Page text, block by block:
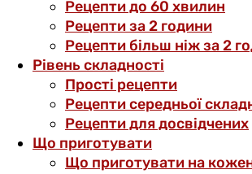
Рецепти до 60 хвилин
Рецепти за 2 години
Рецепти більш ніж за 2
Рівень складності
Прості рецепти
Рецепти середньої
Рецепти для досвідчених
Що приготувати
Що приготувати на